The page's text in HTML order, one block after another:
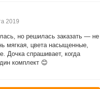
2019
но решилась заказать — не
мягкая, цвета насыщенные,
Дочка спрашивает, когда
комплект 😊